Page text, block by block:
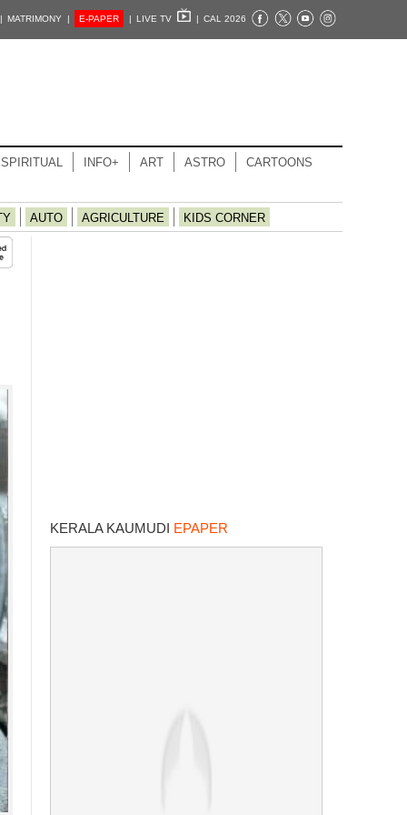
MATRIMONY | E-PAPER | LIVE TV | CAL 2026
SPIRITUAL INFO+ ART ASTRO CARTOONS
AUTO AGRICULTURE KIDS CORNER
KERALA KAUMUDI EPAPER